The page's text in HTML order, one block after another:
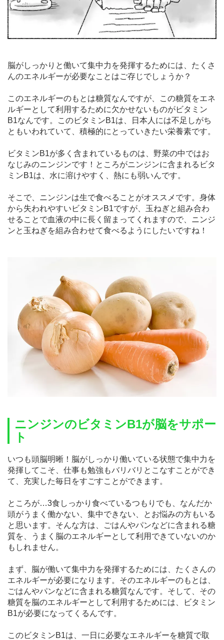
脳がしっかりと働いて集中力を発揮するためには、たくさ
んのエネルギーが必要なことはご存じでしょうか？
このエネルギーのもとは糖質なんですが、この糖質をエネ
ルギーとして利用するために欠かせないものがビタミン
B1なんです。このビタミンB1は、日本人には不足しがち
ともいわれていて、積極的にとっていきたい栄養素です。
ビタミンB1が多く含まれているものは、野菜の中ではお
なじみのニンジンです！ところがニンジンに含まれるビタ
ミンB1は、水に溶けやすく、熱にも弱いんです。
そこで、ニンジンは生で食べることがオススメです。身体
から失われやすいビタミンB1ですが、玉ねぎと組み合わ
せることで血液の中に長く留まってくれますので、ニンジ
ンと玉ねぎを組み合わせて食べるようにしたいですね！
ニンジンのビタミンB1が脳をサポー
ト
いつも頭脳明晰！脳がしっかり働いている状態で集中力を
発揮してこそ、仕事も勉強もバリバリとこなすことができ
て、充実した毎日をすごすことができます。
ところが…3食しっかり食べているつもりでも、なんだか
頭がうまく働かない、集中できない、とお悩みの方もいる
と思います。そんな方は、ごはんやパンなどに含まれる糖
質を、うまく脳のエネルギーとして利用できていないのか
もしれません。
まず、脳が働いて集中力を発揮するためには、たくさんの
エネルギーが必要になります。そのエネルギーのもとは、
ごはんやパンなどに含まれる糖質なんです。そして、その
糖質を脳のエネルギーとして利用するためには、ビタミン
B1が必要になってくるんです。
このビタミンB1は、一日に必要なエネルギーを糖質で取